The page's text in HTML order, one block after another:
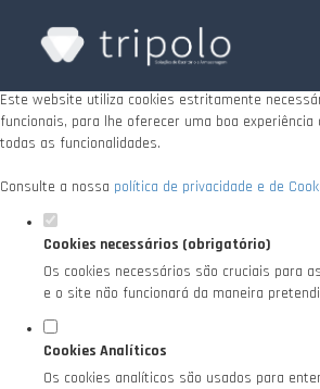
Defina as suas preferências
este website.
Este website utiliza cookies estritamente
funcionais, para lhe oferecer uma boa experiência
todas as funcionalidades.
Consulte a nossa política de privacidade e de
Cookies necessários (obrigatório)
Os cookies necessários são cruciais para
e o site não funcionará da maneira
Cookies Analíticos
Os cookies analíticos são usados para